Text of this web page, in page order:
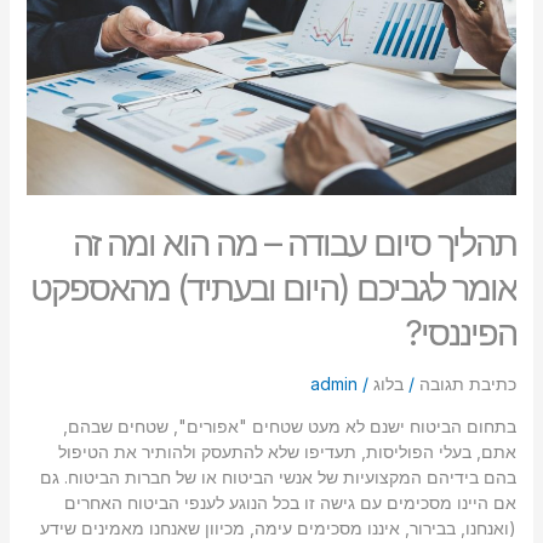
font_download סמן קישורים
לאפס
את
כל
האפשרויות
cached
תהליך סיום עבודה – מה הוא ומה זה
אומר לגביכם (היום ובעתיד) מהאספקט
הפיננסי?
כתיבת תגובה / בלוג/
admin
בתחום הביטוח ישנם לא מעט שטחים "אפורים", שטחים שבהם,
אתם, בעלי הפוליסות, תעדיפו שלא להתעסק ולהותיר את הטיפול
בהם בידיהם המקצועיות של אנשי הביטוח או של חברות הביטוח. גם
אם היינו מסכימים עם גישה זו בכל הנוגע לענפי הביטוח האחרים
(ואנחנו, בבירור, איננו מסכימים עימה, מכיוון שאנחנו מאמינים שידע
הוא
ומה
זה
אומר
לגביכם
(היום
ובעתיד)
מהאספקט